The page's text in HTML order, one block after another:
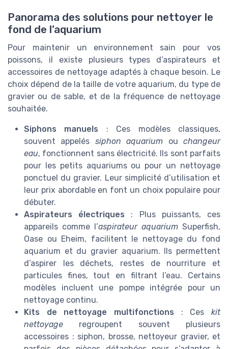
Panorama des solutions pour nettoyer le
fond de l’aquarium
Pour maintenir un environnement sain pour vos
poissons, il existe plusieurs types d’aspirateurs et
accessoires de nettoyage adaptés à chaque besoin. Le
choix dépend de la taille de votre aquarium, du type de
gravier ou de sable, et de la fréquence de nettoyage
souhaitée.
Siphons manuels : Ces modèles classiques,
souvent appelés siphon aquarium ouchangeur
eau, fonctionnent sans électricité. Ils sont parfaits
pour les petits aquariums ou pour un nettoyage
ponctuel du gravier. Leur simplicité d’utilisation et
leur prix abordable en font un choix populaire pour
débuter.
Aspirateurs électriques : Plus puissants, ces
appareils comme l’aspirateur aquarium Superfish,
Oase ou Eheim, facilitent le nettoyage du fond
aquarium et du gravier aquarium. Ils permettent
d’aspirer les déchets, restes de nourriture et
particules fines, tout en filtrant l’eau. Certains
modèles incluent une pompe intégrée pour un
nettoyage continu.
Kits de nettoyage multifonctions : Ces kit
nettoyage regroupent souvent plusieurs
accessoires : siphon, brosse, nettoyeur gravier, et